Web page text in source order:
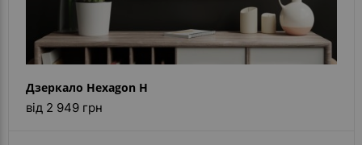
Дзеркало Hexagon H
від 2 949 грн